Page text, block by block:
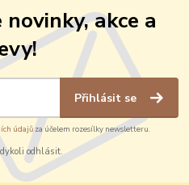
akce a
Přihlásit se
údajůza účelem rozesílky newsletteru.
odhlásit.